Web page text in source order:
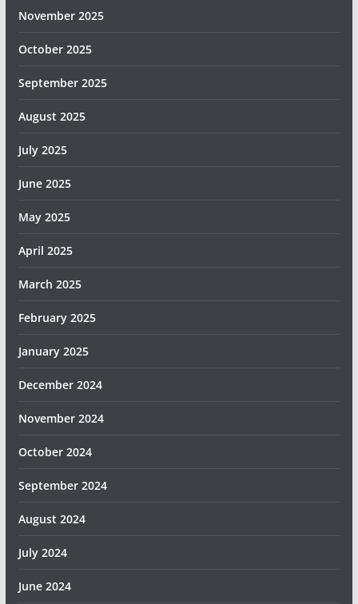
November 2025
October 2025
September 2025
August 2025
July 2025
June 2025
May 2025
April 2025
March 2025
February 2025
January 2025
December 2024
November 2024
October 2024
September 2024
August 2024
July 2024
June 2024